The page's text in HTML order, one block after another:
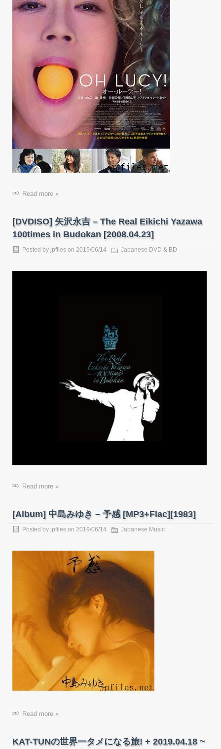
Read more »
[DVDISO] 矢沢永吉 – The Real Eikichi Yazawa
100times in Budokan [2008.04.23]
Posted by jpfiles on 2019/06/14 Japanese DVD & BD
Read more »
[Album] 中島みゆき – 予感 [MP3+Flac][1983]
Posted by jpfiles on 2019/06/14 Japanese Music
Read more »
KAT-TUNの世界一タメになる旅! + 2019.04.18 ~